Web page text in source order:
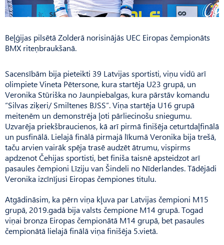
Beļģijas pilsētā Zolderā norisinājās UEC Eiropas čempionāts
BMX riteņbraukšanā.
Sacensībām bija pieteikti 39 Latvijas sportisti, viņu vidū arī
olimpiete Vineta Pētersone, kura startēja U23 grupā, un
Veronika Stūriška no Jaunpiebalgas, kura pārstāv komandu
“Silvas ziķeri/ Smiltenes BJSS”. Viņa startēja U16 grupā
meitenēm un demonstrēja ļoti pārliecinošu sniegumu.
Uzvarēja priekšbraucienos, kā arī pirmā finišēja ceturtdaļfinālā
un pusfinālā. Lielajā finālā pirmajā līkumā Veronika bija trešā,
taču arvien vairāk spēja trasē audzēt ātrumu, vispirms
apdzenot Če­hijas sportisti, bet finiša taisnē apsteidzot arī
pasaules čempioni Līziju van Šindeli no Nīderlandes. Tādējādi
Veronika izcīnījusi Eiropas čempiones titulu.
Atgādināsim, ka pērn viņa kļuva par Latvijas čempioni M15
grupā, 2019.gadā bija valsts čempione M14 grupā. Togad
viņai bronza Eiropas čempionātā M14 grupā, bet pasaules
čempionātā lielajā finālā viņa finišēja 5.vietā.